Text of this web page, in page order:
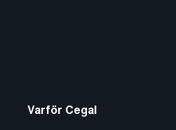
Varför Cegal